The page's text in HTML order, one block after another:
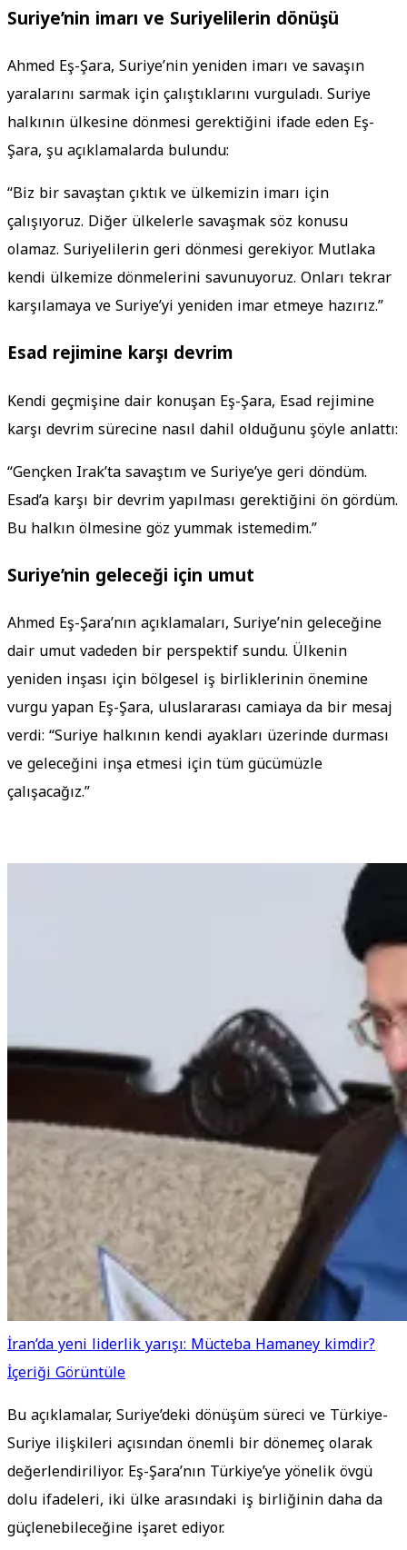
Suriye’nin imarı ve Suriyelilerin dönüşü
Ahmed Eş-Şara, Suriye’nin yeniden imarı ve savaşın
yaralarını sarmak için çalıştıklarını vurguladı. Suriye
halkının ülkesine dönmesi gerektiğini ifade eden Eş-
Şara, şu açıklamalarda bulundu:
“Biz bir savaştan çıktık ve ülkemizin imarı için
çalışıyoruz. Diğer ülkelerle savaşmak söz konusu
olamaz. Suriyelilerin geri dönmesi gerekiyor. Mutlaka
kendi ülkemize dönmelerini savunuyoruz. Onları tekrar
karşılamaya ve Suriye’yi yeniden imar etmeye hazırız.”
Esad rejimine karşı devrim
Kendi geçmişine dair konuşan Eş-Şara, Esad rejimine
karşı devrim sürecine nasıl dahil olduğunu şöyle anlattı:
“Gençken Irak’ta savaştım ve Suriye’ye geri döndüm.
Esad’a karşı bir devrim yapılması gerektiğini ön gördüm.
Bu halkın ölmesine göz yummak istemedim.”
Suriye’nin geleceği için umut
Ahmed Eş-Şara’nın açıklamaları, Suriye’nin geleceğine
dair umut vadeden bir perspektif sundu. Ülkenin
yeniden inşası için bölgesel iş birliklerinin önemine
vurgu yapan Eş-Şara, uluslararası camiaya da bir mesaj
verdi: “Suriye halkının kendi ayakları üzerinde durması
ve geleceğini inşa etmesi için tüm gücümüzle
çalışacağız.”
İran’da yeni liderlik yarışı: Mücteba Hamaney kimdir?
İçeriği Görüntüle
Bu açıklamalar, Suriye’deki dönüşüm süreci ve Türkiye-
Suriye ilişkileri açısından önemli bir dönemeç olarak
değerlendiriliyor. Eş-Şara’nın Türkiye’ye yönelik övgü
dolu ifadeleri, iki ülke arasındaki iş birliğinin daha da
güçlenebileceğine işaret ediyor.